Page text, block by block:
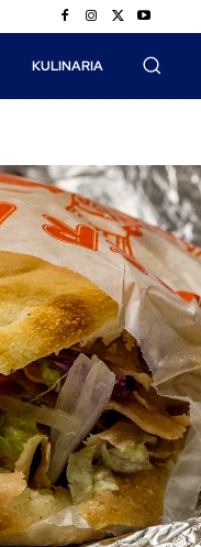
KULINARIA